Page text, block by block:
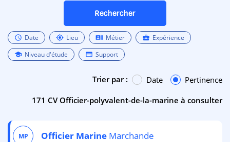
Rechercher
schedule Date my_location Lieu recent_actors Métier business_center Expérience
school Niveau d'étude web Support
171 CV Officier-polyvalent-de-la-marine à consulter
Trier par : Date Pertinence
MP Officier Marine Marchande